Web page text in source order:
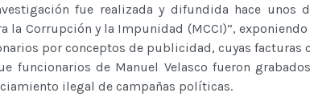
fue realizada y difundida hace unos
la Corrupción y la Impunidad (MCCI)”,
por conceptos de publicidad, cuyas facturas
funcionarios de Manuel Velasco fueron
ilegal de campañas políticas.